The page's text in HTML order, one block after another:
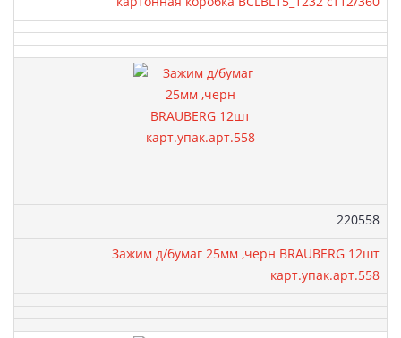
Артикул:
220558
Зажим д/бумаг 25мм ,черн BRAUBERG 12шт
карт.упак.арт.558